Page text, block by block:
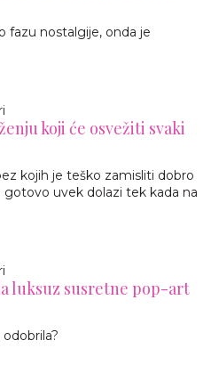
fazu nostalgije, onda je
koji će osvežiti svaki
kojih je teško zamisliti dobro
uvek dolazi tek kada na
luksuz susretne pop-art